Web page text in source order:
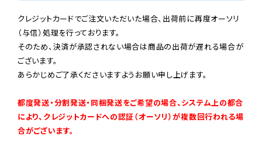
クレジットカードでご注文いただいた場合、出荷前に再度オーソリ
（与信）処理を行っております。
そのため、決済が承認されない場合は商品の出荷が遅れる場合が
ございます。
あらかじめご了承くださいますようお願い申し上げます。
都度発送・分割発送・同梱発送をご希望の場合、システム上の都合
により、クレジットカードへの認証（オーソリ）が複数回行われる場
合がございます。